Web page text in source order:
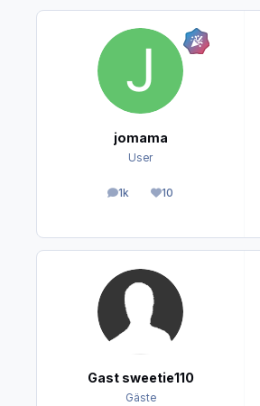
jomama
User
1k
Beiträge10
Reputation
Gast sweetie110
Gäste